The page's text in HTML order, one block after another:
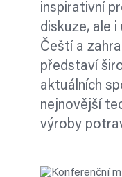
inspirativní
diskuze, ale
Čeští a
představí
aktuálních
nejnovější
výroby